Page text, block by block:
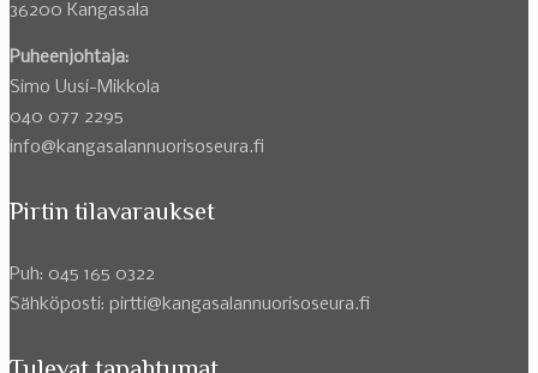
36200 Kangasala
Puheenjohtaja:
Simo Uusi-Mikkola
040 077 2295
info@kangasalannuorisoseura.fi
Pirtin tilavaraukset
Puh: 045 165 0322
Sähköposti: pirtti@kangasalannuorisoseura.fi